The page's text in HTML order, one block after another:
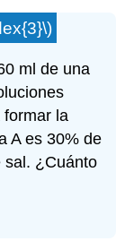
ml de una
formar la
A es 30% de
sal. ¿Cuánto